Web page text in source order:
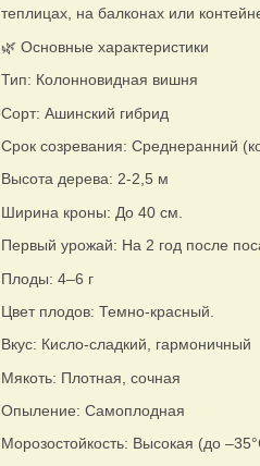
теплицах, на балконах или
🌿 Основные характеристики
Тип: Колонновидная вишня
Сорт: Ашинский гибрид
Срок созревания: Среднеранний
Высота дерева: 2-2,5 м
Ширина кроны: До 40 см.
Первый урожай: На 2 год после
Плоды: 4–6 г
Цвет плодов: Темно-красный.
Вкус: Кисло-сладкий, гармоничный
Мякоть: Плотная, сочная
Опыление: Самоплодная
Морозостойкость: Высокая (до